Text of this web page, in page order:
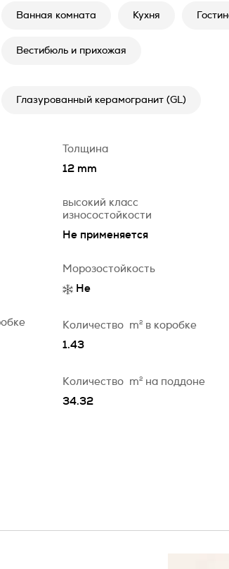
Ванная комната Кухня
Вестибюль и прихожая
Глазурованный керамогранит (GL)
Толщина
12 mm
высокий класс
износостойкости
Не применяется
Морозостойкость
Не
Количество m2
в коробке
1.43
Количество m2
на поддоне
34.32